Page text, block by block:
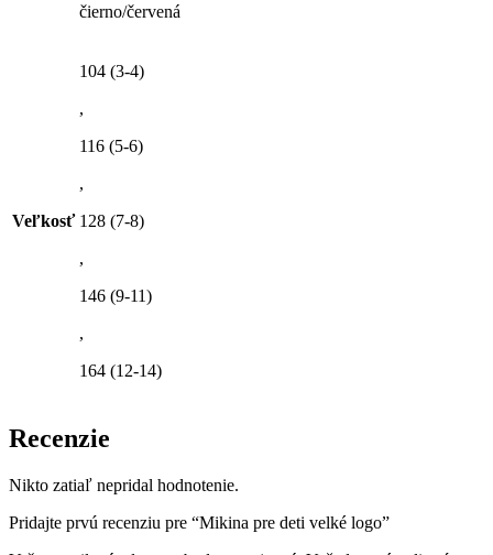
čierno/červená
Veľkosť
104 (3-4)
,
116 (5-6)
,
128 (7-8)
,
146 (9-11)
,
164 (12-14)
Recenzie
Nikto zatiaľ nepridal hodnotenie.
Pridajte prvú recenziu pre “Mikina pre deti velké logo”